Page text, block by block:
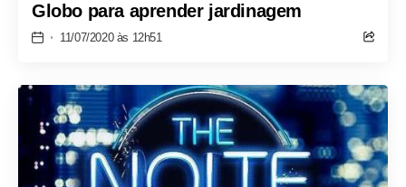
Globo para aprender jardinagem
11/07/2020 às 12h51